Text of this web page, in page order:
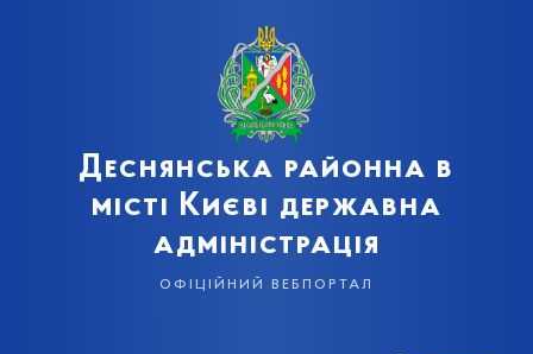
Деснянська районна в
місті Києві державна
адміністрація
офіційний вебпортал